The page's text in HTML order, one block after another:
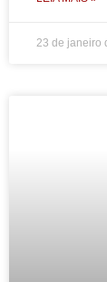
23 de janeiro